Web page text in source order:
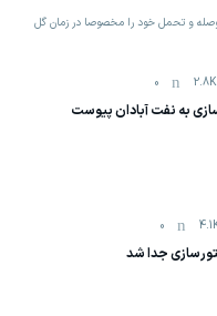
و تحمل خود را مخصوصا در زمان گل
2.8K
0
به نفت آبادان پیوست
0
جدا شد